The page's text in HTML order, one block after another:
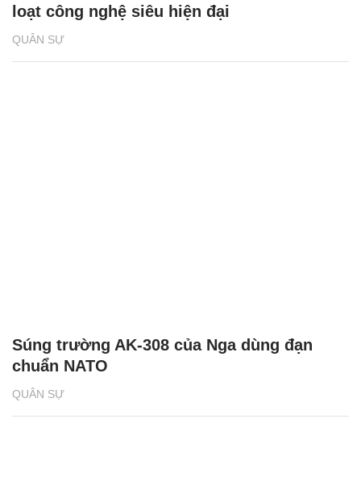
QUÂN SỰ
loạt công nghệ siêu hiện đại
QUÂN SỰ
Súng trường AK-308 của Nga dùng đạn
chuẩn NATO